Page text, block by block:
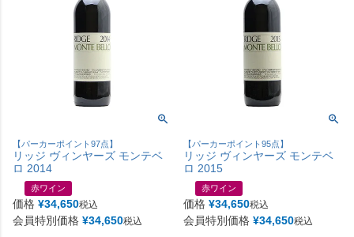
【パーカーポイント97点】
リッジ ヴィンヤーズ モンテベ
ロ 2014
赤ワイン
価格 ¥34,650税込
会員特別価格 ¥34,650税込
【パーカーポイント95点】
リッジ ヴィンヤーズ モンテベ
ロ 2015
赤ワイン
価格 ¥34,650税込
会員特別価格 ¥34,650税込